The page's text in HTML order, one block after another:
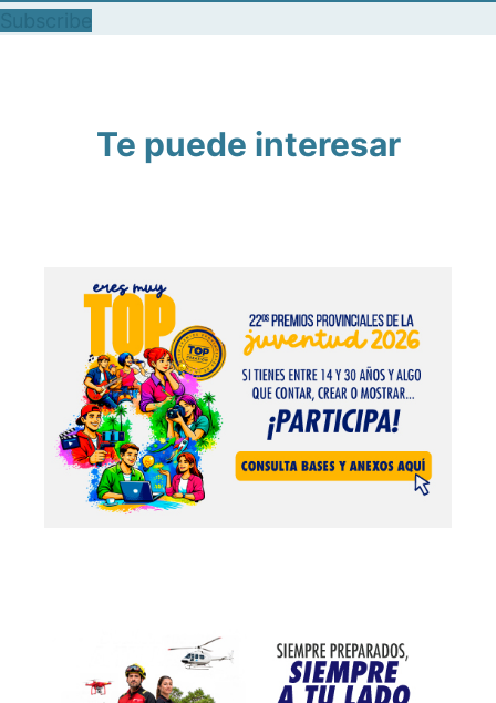
Te puede interesar